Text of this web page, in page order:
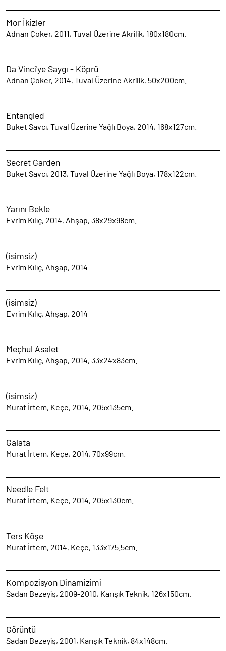
Mor İkizler
Adnan Çoker, 2011, Tuval Üzerine Akrilik, 180x180cm.
Da Vinci'ye Saygı - Köprü
Adnan Çoker, 2014, Tuval Üzerine Akrilik, 50x200cm.
Entangled
Buket Savcı, Tuval Üzerine Yağlı Boya, 2014, 168x127cm.
Secret Garden
Buket Savcı, 2013, Tuval Üzerine Yağlı Boya, 178x122cm.
Yarını Bekle
Evrim Kılıç, 2014, Ahşap, 38x29x98cm.
(isimsiz)
Evrim Kılıç, Ahşap, 2014
(isimsiz)
Evrim Kılıç, Ahşap, 2014
Meçhul Asalet
Evrim Kılıç, Ahşap, 2014, 33x24x83cm.
(isimsiz)
Murat İrtem, Keçe, 2014, 205x135cm.
Galata
Murat İrtem, Keçe, 2014, 70x99cm.
Needle Felt
Murat İrtem, Keçe, 2014, 205x130cm.
Ters Köşe
Murat İrtem, 2014, Keçe, 133x175.5cm.
Kompozisyon Dinamizimi
Şadan Bezeyiş, 2009-2010, Karışık Teknik, 126x150cm.
Görüntü
Şadan Bezeyiş, 2001, Karışık Teknik, 84x148cm.